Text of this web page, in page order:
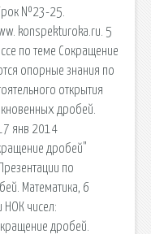
№23-25.
konspekturoka.ru. 5
по теме Сокращение
опорные знания по
открытия
дробей.
янв 2014
дробей"
по
Математика, 6
НОК чисел:
дробей.